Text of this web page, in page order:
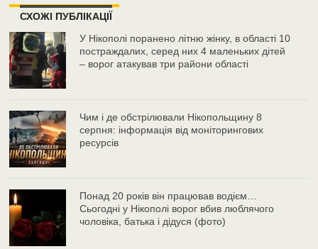
СХОЖІ ПУБЛІКАЦІЇ
У Нікополі поранено літню жінку, в області 10
постраждалих, серед них 4 маленьких дітей
– ворог атакував три райони області
Чим і де обстрілювали Нікопольщину 8
серпня: інформація від моніторингових
ресурсів
Понад 20 років він працював водієм…
Сьогодні у Нікополі ворог вбив люблячого
чоловіка, батька і дідуся (фото)